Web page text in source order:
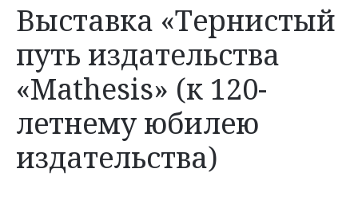
Выставка «Тернистый
путь издательства
«Mathesis» (к 120-
летнему юбилею
издательства)